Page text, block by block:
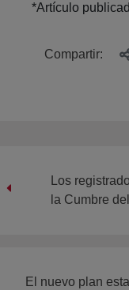
*Artículo
Compartir:
Los
la Cumbre
El nuevo plan